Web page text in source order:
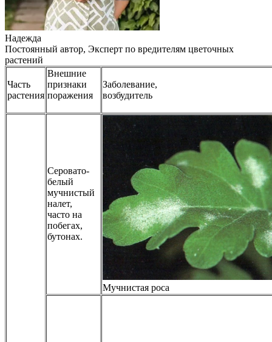
Надежда
Постоянный автор, Эксперт по вредителям цветочных
растений
Часть
растения
Внешние
признаки
поражения
Заболевание,
возбудитель
Серовато-
белый
мучнистый
налет,
часто на
побегах,
бутонах.
Мучнистая роса